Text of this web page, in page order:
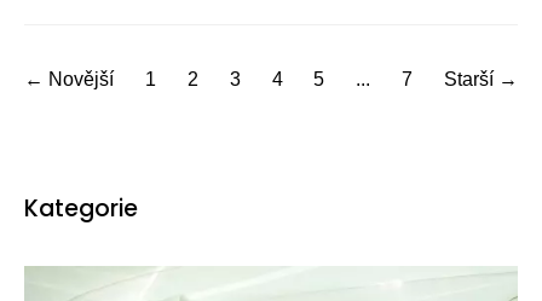
← Novější 1 2 3 4 5 ... 7 Starší →
Kategorie